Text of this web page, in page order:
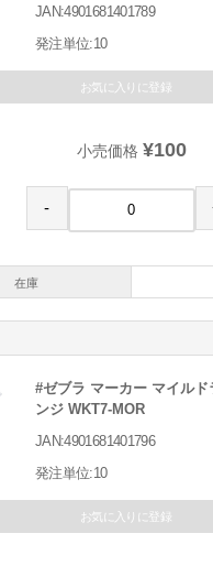
JAN:4901681401789
発注単位:10
お気に入りに登録
小売価格 ¥100
-
在庫
#ゼブラ マーカー マイル
ンジ WKT7-MOR
JAN:4901681401796
発注単位:10
お気に入りに登録